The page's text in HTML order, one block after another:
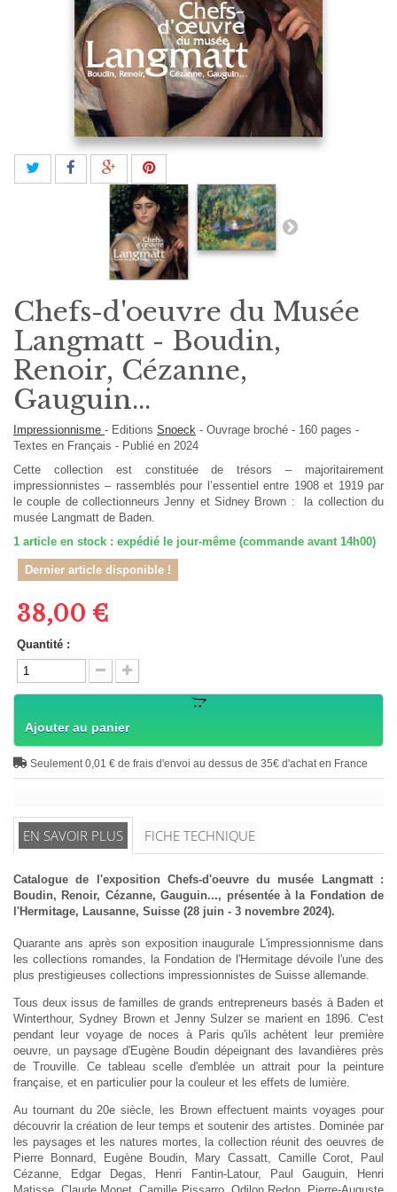
Chefs-d'oeuvre du Musée
Langmatt - Boudin,
Renoir, Cézanne,
Gauguin...
Impressionnisme - Editions Snoeck - Ouvrage broché - 160 pages -
Textes en Français - Publié en 2024
Cette collection est constituée de trésors – majoritairement
impressionnistes – rassemblés pour l’essentiel entre 1908 et 1919 par
le couple de collectionneurs Jenny et Sidney Brown : la collection du
musée Langmatt de Baden.
1 article en stock : expédié le jour-même (commande avant 14h00)
Dernier article disponible !
38,00 €
Quantité :
Ajouter au panier
Seulement 0,01 € de frais d'envoi au dessus de 35€ d'achat en France
EN SAVOIR PLUS FICHE TECHNIQUE
Catalogue de l'exposition Chefs-d'oeuvre du musée Langmatt :
Boudin, Renoir, Cézanne, Gauguin..., présentée à la Fondation de
l'Hermitage, Lausanne, Suisse (28 juin - 3 novembre 2024).
Quarante ans après son exposition inaugurale L'impressionnisme dans
les collections romandes, la Fondation de l'Hermitage dévoile l'une des
plus prestigieuses collections impressionnistes de Suisse allemande.
Tous deux issus de familles de grands entrepreneurs basés à Baden et
Winterthour, Sydney Brown et Jenny Sulzer se marient en 1896. C'est
pendant leur voyage de noces à Paris qu'ils achètent leur première
oeuvre, un paysage d'Eugène Boudin dépeignant des lavandières près
de Trouville. Ce tableau scelle d'emblée un attrait pour la peinture
française, et en particulier pour la couleur et les effets de lumière.
Au tournant du 20e siècle, les Brown effectuent maints voyages pour
découvrir la création de leur temps et soutenir des artistes. Dominée par
les paysages et les natures mortes, la collection réunit des oeuvres de
Pierre Bonnard, Eugène Boudin, Mary Cassatt, Camille Corot, Paul
Cézanne, Edgar Degas, Henri Fantin-Latour, Paul Gauguin, Henri